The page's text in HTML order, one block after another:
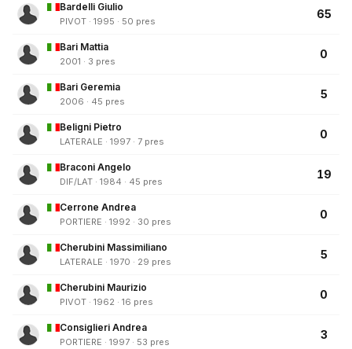
Bardelli Giulio
PIVOT · 1995 · 50 pres
65
Bari Mattia
2001 · 3 pres
0
Bari Geremia
2006 · 45 pres
5
Beligni Pietro
LATERALE · 1997 · 7 pres
0
Braconi Angelo
DIF/LAT · 1984 · 45 pres
19
Cerrone Andrea
PORTIERE · 1992 · 30 pres
0
Cherubini Massimiliano
LATERALE · 1970 · 29 pres
5
Cherubini Maurizio
PIVOT · 1962 · 16 pres
0
Consiglieri Andrea
PORTIERE · 1997 · 53 pres
3